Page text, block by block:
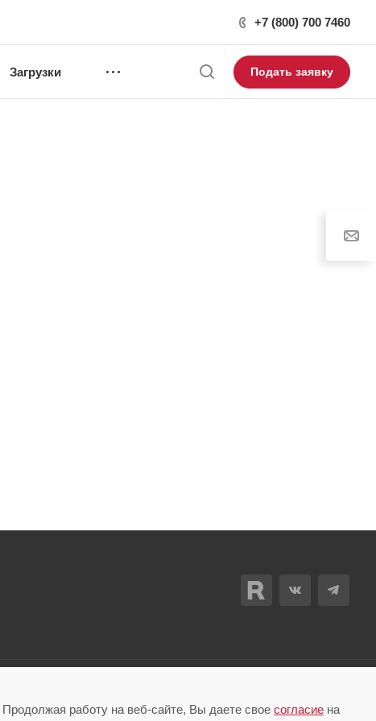
+7 (800) 700 7460
Загрузки Подать заявку
работу на веб-сайте, Вы даете свое согласие на